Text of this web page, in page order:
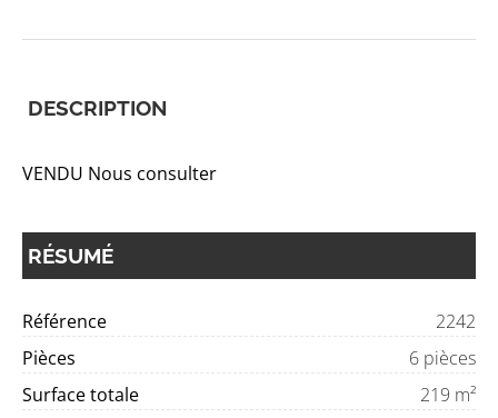
DESCRIPTION
VENDU Nous consulter
RÉSUMÉ
Référence
2242
Pièces
6 pièces
Surface totale
219 m²